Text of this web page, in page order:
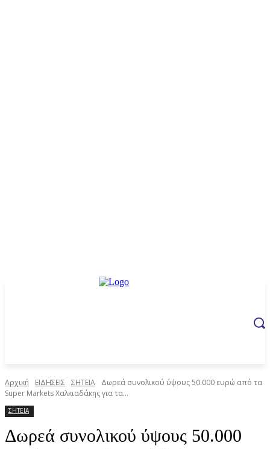
Αρχική ΕΙΔΗΣΕΙΣ ΣΗΤΕΙΑ
Δωρεά συνολικού ύψους 50.000 ευρώ από τα
Super Markets Χαλκιαδάκης για τα...
ΣΗΤΕΙΑ
Δωρεά συνολικού ύψους 50.000